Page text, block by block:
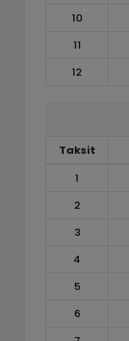
10
11
12
Taksit
1
2
3
4
5
6